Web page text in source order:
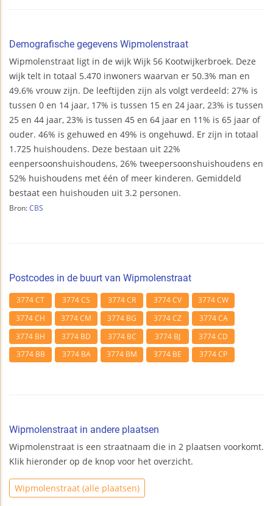
Demografische gegevens Wipmolenstraat
Wipmolenstraat ligt in de wijk Wijk 56 Kootwijkerbroek. Deze
wijk telt in totaal 5.470 inwoners waarvan er 50.3% man en
49.6% vrouw zijn. De leeftijden zijn als volgt verdeeld: 27% is
tussen 0 en 14 jaar, 17% is tussen 15 en 24 jaar, 23% is tussen
25 en 44 jaar, 23% is tussen 45 en 64 jaar en 11% is 65 jaar of
ouder. 46% is gehuwed en 49% is ongehuwd. Er zijn in totaal
1.725 huishoudens. Deze bestaan uit 22%
eenpersoonshuishoudens, 26% tweepersoonshuishoudens en
52% huishoudens met één of meer kinderen. Gemiddeld
bestaat een huishouden uit 3.2 personen.
Bron: CBS
Postcodes in de buurt van Wipmolenstraat
3774 CT 3774 CS 3774 CR 3774 CV
3774 CW
3774 CH
3774 CM 3774 BG 3774 CZ
3774 CA
3774 BH
3774 BD 3774 BC 3774 BJ
3774 CD
3774 BB
3774 BA 3774 BM 3774 BE 3774 CP
Wipmolenstraat in andere plaatsen
Wipmolenstraat is een straatnaam die in 2 plaatsen voorkomt.
Klik hieronder op de knop voor het overzicht.
Wipmolenstraat (alle plaatsen)